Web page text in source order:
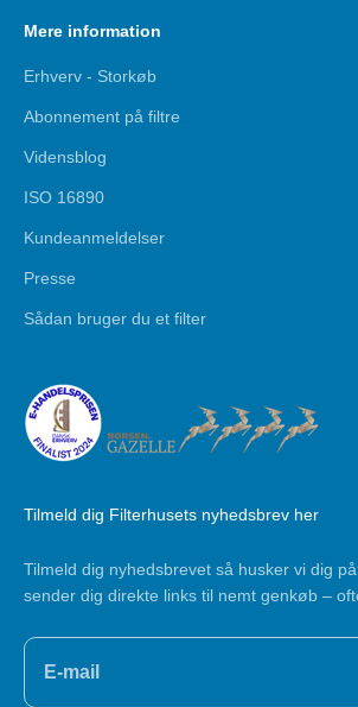
Mere information
Erhverv - Storkøb
Abonnement på filtre
Vidensblog
ISO 16890
Kundeanmeldelser
Presse
Sådan bruger du et filter
Tilmeld dig Filterhusets nyhedsbrev her
Tilmeld dig nyhedsbrevet så husker vi dig
sender dig direkte links til nemt genkøb –